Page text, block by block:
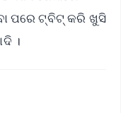
ପରେ ଟ୍ବିଟ୍‌ କରି ଖୁସି
।